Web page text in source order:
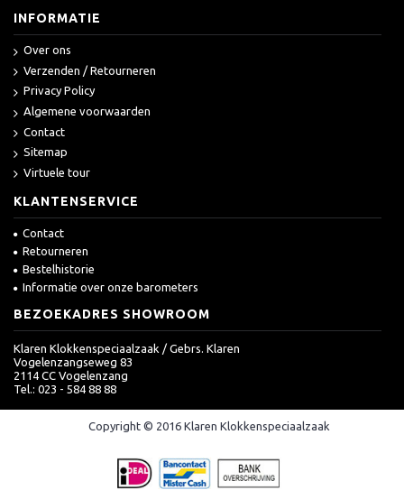
INFORMATIE
Over ons
Verzenden / Retourneren
Privacy Policy
Algemene voorwaarden
Contact
Sitemap
Virtuele tour
KLANTENSERVICE
Contact
Retourneren
Bestelhistorie
Informatie over onze barometers
BEZOEKADRES SHOWROOM
Klaren Klokkenspeciaalzaak / Gebrs. Klaren
Vogelenzangseweg 83
2114 CC Vogelenzang
Tel.: 023 - 584 88 88
Copyright © 2016 Klaren Klokkenspeciaalzaak